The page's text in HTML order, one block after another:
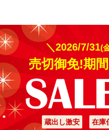
＼2026/7/31(
売切御免!期
蔵出し激安 在庫